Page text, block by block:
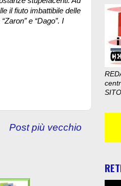
il fiuto imbattibile delle
e “Dago”. I
Post più vecchio